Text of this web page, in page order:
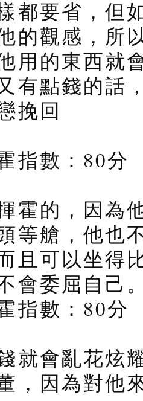
都要省，但
的觀感，所
用的東西就
有點錢的話
挽回
指數：80分
霍的，因為
等艙，他也
且可以坐得
會委屈自己
指數：80分
就會亂花炫
，因為對他